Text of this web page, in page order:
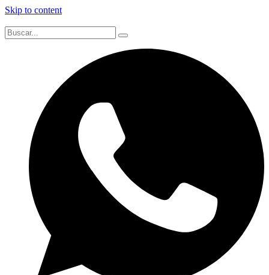
Skip to content